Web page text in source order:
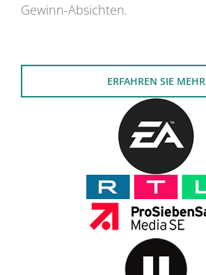
Gewinn-Absichten.
ERFAHREN SIE MEHR